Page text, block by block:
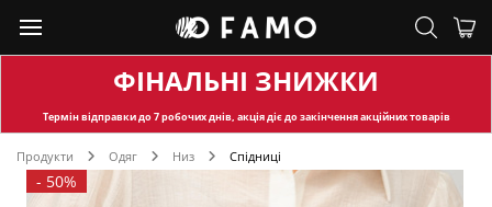
ФІНАЛЬНІ ЗНИЖКИ
Термін відправкидо 7 робочих днів, акція діє до закінчення акційних товарів
Продукти Одяг Низ Спідниці
- 50%